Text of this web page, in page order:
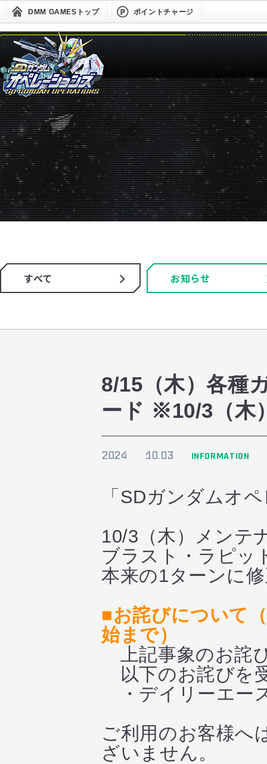
DMM GAMESトップ ポイントチャージ
すべて お知らせ
8/15（木）各種
ード ※10/3（木
2024 10.03 INFORMATION
「SDガンダムオ
10/3（木）メンテ
ブラスト・ラピッ
本来の1ターンに
■お詫びについて
始まで）
上記事象のお詫
以下のお詫びを
・デイリーエー
ご利用のお客様へ
ざいません。